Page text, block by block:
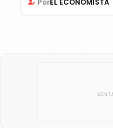
PorEL ECONOMISTA